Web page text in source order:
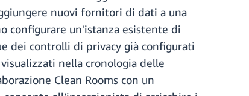
nuovi fornitori di dati a una
configurare un'istanza esistente di
dei controlli di privacy già configurati
nella cronologia delle
Clean Rooms con un